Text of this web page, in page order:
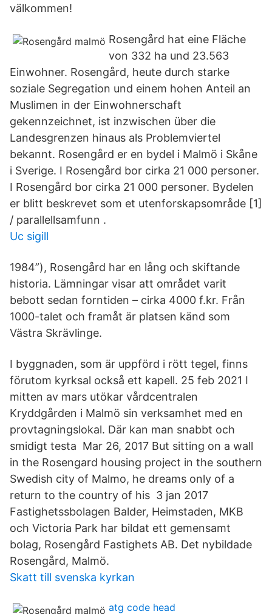
välkommen!
Rosengård hat eine Fläche
von 332 ha und 23.563
Einwohner. Rosengård, heute durch starke
soziale Segregation und einem hohen Anteil an
Muslimen in der Einwohnerschaft
gekennzeichnet, ist inzwischen über die
Landesgrenzen hinaus als Problemviertel
bekannt. Rosengård er en bydel i Malmö i Skåne
i Sverige. I Rosengård bor cirka 21 000 personer.
I Rosengård bor cirka 21 000 personer. Bydelen
er blitt beskrevet som et utenforskapsområde [1]
/ parallellsamfunn .
Uc sigill
1984”), Rosengård har en lång och skiftande
historia. Lämningar visar att området varit
bebott sedan forntiden – cirka 4000 f.kr. Från
1000-talet och framåt är platsen känd som
Västra Skrävlinge.
I byggnaden, som är uppförd i rött tegel, finns
förutom kyrksal också ett kapell. 25 feb 2021 I
mitten av mars utökar vårdcentralen
Kryddgården i Malmö sin verksamhet med en
provtagningslokal. Där kan man snabbt och
smidigt testa Mar 26, 2017 But sitting on a wall
in the Rosengard housing project in the southern
Swedish city of Malmo, he dreams only of a
return to the country of his 3 jan 2017
Fastighetssbolagen Balder, Heimstaden, MKB
och Victoria Park har bildat ett gemensamt
bolag, Rosengård Fastighets AB. Det nybildade
Rosengård, Malmö.
Skatt till svenska kyrkan
atg code head